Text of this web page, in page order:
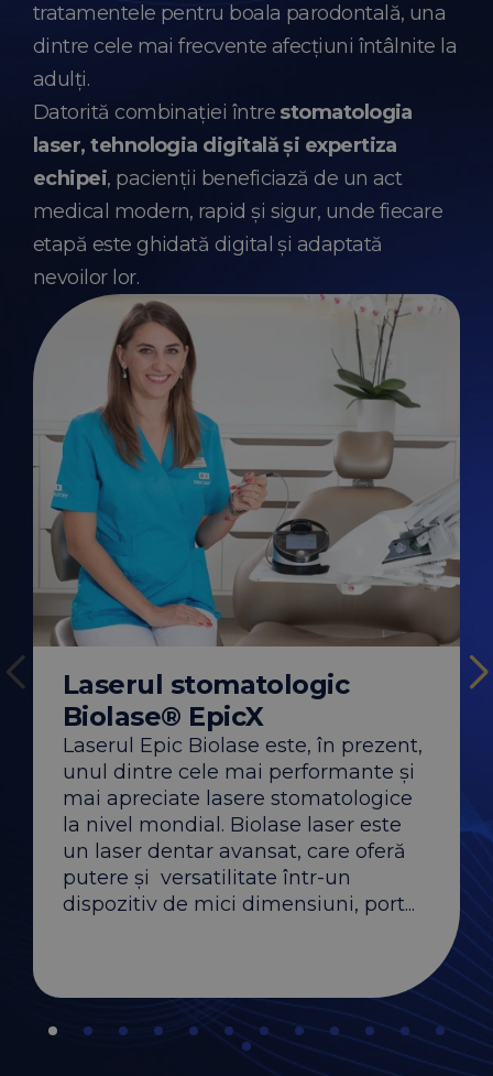
tratamentele pentru boala parodontală, una
dintre cele mai frecvente afecțiuni întâlnite la
adulți.
Datorită combinației între stomatologia
laser, tehnologia digitală și expertiza
echipei, pacienții beneficiază de un act
medical modern, rapid și sigur, unde fiecare
etapă este ghidată digital și adaptată
nevoilor lor.
Laserul stomatologic
Biolase® EpicX
Laserul Epic Biolase este, în prezent,
unul dintre cele mai performante și
mai apreciate lasere stomatologice
la nivel mondial. Biolase laser este
un laser dentar avansat, care oferă
putere și versatilitate într-un
dispozitiv de mici dimensiuni, port...
Laserul
construcția și
dentare, iar DENT
mândrește cu
pacienților săi,
acestei tehnologii,
confortabilă și un ...